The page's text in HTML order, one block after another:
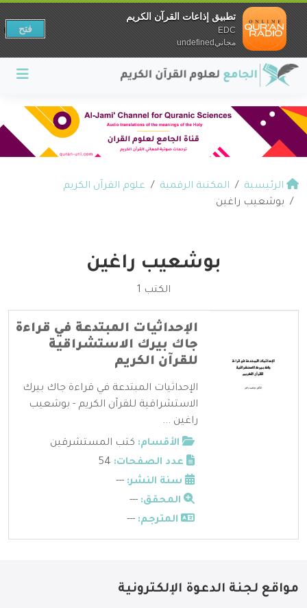
الرئيسية المكتبة الرقمية
علوم القرآن الكريم
بوشعيب راغين
بوشعيب راغين
الكتب 1
الإحداثيات المبتدعة في قراءة
جاك بيرك الاستشراقية
للقرآن الكريم
الإحداثيات المبتدعة في قراءة جاك بيرك
الاستشراقية للقرآن الكريم - بوشعيب
راغين ...
الأقسام: كتب المستشرقين
عدد الصفحات:
سنة النشر: ---
المحقق: ---
المترجم: ---
مواقع لجنة الدعوة الإلكترونية
تطبيق إذاعات القرآن الكريم
EDC
مجانيundefined
فتح